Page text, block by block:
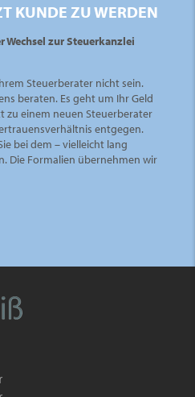
KUNDE ZU WERDEN
Wechsel zur Steuerkanzlei
Steuerberater nicht sein.
beraten. Es geht um Ihr Geld
zu einem neuen Steuerberater
entgegen.
bei dem – vielleicht lang
Die Formalien übernehmen wir